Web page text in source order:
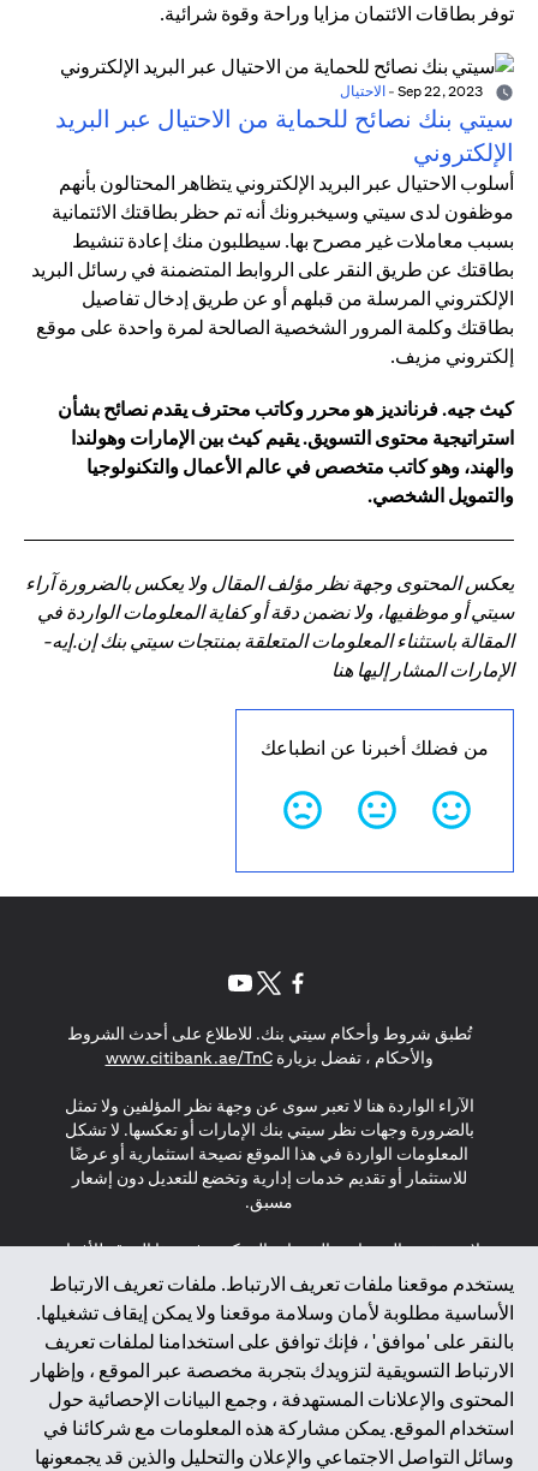
توفر بطاقات الائتمان مزايا وراحة وقوة شرائية.
- الاحتيال
سيتي بنك نصائح للحماية من الاحتيال عبر البريد
الإلكتروني
أسلوب الاحتيال عبر البريد الإلكتروني يتظاهر المحتالون بأنهم
موظفون لدى سيتي وسيخبرونك أنه تم حظر بطاقتك الائتمانية
بسبب معاملات غير مصرح بها. سيطلبون منك إعادة تنشيط
بطاقتك عن طريق النقر على الروابط المتضمنة في رسائل البريد
الإلكتروني المرسلة من قبلهم أو عن طريق إدخال تفاصيل
بطاقتك وكلمة المرور الشخصية الصالحة لمرة واحدة على موقع
إلكتروني مزيف.
كيث جيه. فرنانديز هو محرر وكاتب محترف يقدم نصائح بشأن
استراتيجية محتوى التسويق. يقيم كيث بين الإمارات وهولندا
والهند، وهو كاتب متخصص في عالم الأعمال والتكنولوجيا
والتمويل الشخصي.
يعكس المحتوى وجهة نظر مؤلف المقال ولا يعكس بالضرورة آراء
سيتي أو موظفيها، ولا نضمن دقة أو كفاية المعلومات الواردة في
المقالة باستثناء المعلومات المتعلقة بمنتجات سيتي بنك إن.إيه-
الإمارات المشار إليها هنا
من فضلك أخبرنا عن انطباعك
يستخدم موقعنا ملفات تعريف الارتباط. ملفات تعريف الارتباط
الأساسية مطلوبة لأمان وسلامة موقعنا ولا يمكن إيقاف تشغيلها.
بالنقر على 'موافق' ، فإنك توافق على استخدامنا لملفات تعريف
الارتباط التسويقية لتزويدك بتجربة مخصصة عبر الموقع ، وإظهار
المحتوى والإعلانات المستهدفة ، وجمع البيانات الإحصائية حول
استخدام الموقع. يمكن مشاركة هذه المعلومات مع شركائنا في
وسائل التواصل الاجتماعي والإعلان والتحليل والذين قد يجمعونها
تُطبق شروط وأحكام سيتي بنك. للاطلاع على أحدث الشروط
والأحكام ، تفضل بزيارةwww.citibank.ae/TnC
in a new tab
الآراء الواردة هنا لا تعبر سوى عن وجهة نظر المؤلفين ولا تمثل
بالضرورة وجهات نظر سيتي بنك الإمارات أو تعكسها. لا تشكل
المعلومات الواردة في هذا الموقع نصيحة استثمارية أو عرضًا
للاستثمار أو تقديم خدمات إدارية وتخضع للتعديل دون إشعار
مسبق.
لا يتم تقديم المنتجات والخدمات المذكورة في هذا الموقع للأفراد
المقيمين في الاتحاد الأوروبي أو المنطقة الاقتصادية الأوروبية أو
سويسرا أو غيرنسي أو جيرسي أو موناكو أو سان مارينو أو
الفاتيكان أو جزيرة مان أو المملكة المتحدة أو خصوصية البيانات
(لائحة حماية البيانات العامة \ قانون حماية البيانات الشخصية
العامة \ قانون خصوصية نيوزيلندا). المحتوى الموجود في هذه
الصفحة ليس ولا ينبغي تفسيره على أنه عرض أو دعوة أو دعوة
لشراء أو بيع أي من المنتجات والخدمات المذكورة هنا لمثل هؤلاء
الأفراد.